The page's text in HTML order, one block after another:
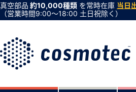
真空部品 約10,000種類 を常時在庫 当日
（営業時間9:00〜18:00 土日祝除く）